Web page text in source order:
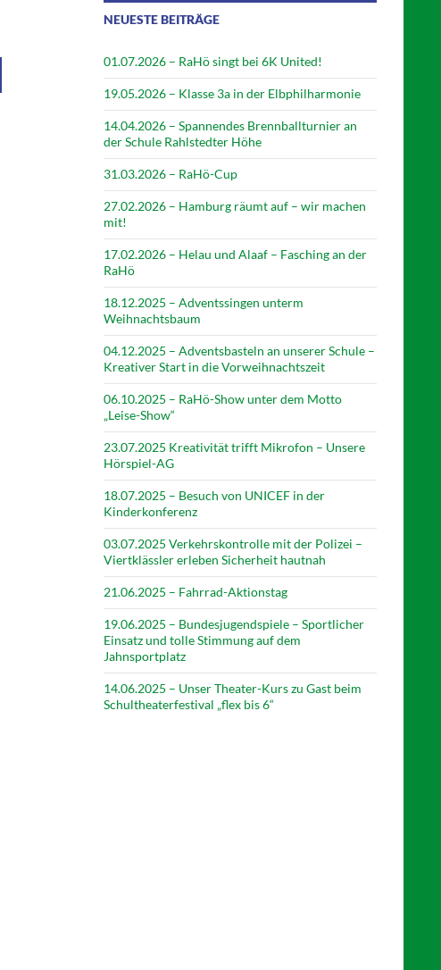
NEUESTE BEITRÄGE
01.07.2026 – RaHö singt bei 6K United!
19.05.2026 – Klasse 3a in der Elbphilharmonie
14.04.2026 – Spannendes Brennballturnier an
der Schule Rahlstedter Höhe
31.03.2026 – RaHö-Cup
27.02.2026 – Hamburg räumt auf – wir machen
mit!
17.02.2026 – Helau und Alaaf – Fasching an der
RaHö
18.12.2025 – Adventssingen unterm
Weihnachtsbaum
04.12.2025 – Adventsbasteln an unserer Schule –
Kreativer Start in die Vorweihnachtszeit
06.10.2025 – RaHö-Show unter dem Motto
„Leise-Show“
23.07.2025 Kreativität trifft Mikrofon – Unsere
Hörspiel-AG
18.07.2025 – Besuch von UNICEF in der
Kinderkonferenz
03.07.2025 Verkehrskontrolle mit der Polizei –
Viertklässler erleben Sicherheit hautnah
21.06.2025 – Fahrrad-Aktionstag
19.06.2025 – Bundesjugendspiele – Sportlicher
Einsatz und tolle Stimmung auf dem
Jahnsportplatz
14.06.2025 – Unser Theater-Kurs zu Gast beim
Schultheaterfestival „flex bis 6“